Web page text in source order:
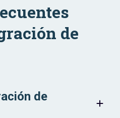
de
de